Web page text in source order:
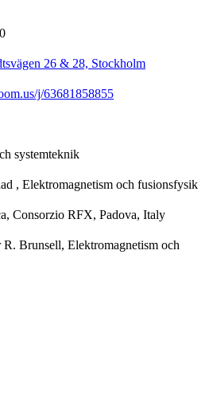
26 & 28, Stockholm
j/63681858855
systemteknik
, Elektromagnetism och fusionsfysik
Consorzio RFX, Padova, Italy
R. Brunsell, Elektromagnetism och